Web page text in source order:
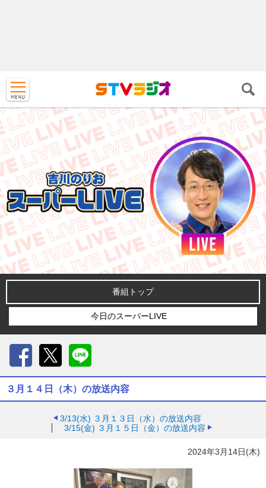
番組トップ
今日のスーパーLIVE
３月１４日（木）の放送内容
3/13(水) ３月１３日（水）の放送内容
3/15(金) ３月１５日（金）の放送内容
2024年3月14日(木)